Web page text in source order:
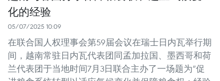
化的经验
05/07/2025 10:09
在联合国人权理事会第59届会议在瑞士日内瓦举行期
间，越南常驻日内瓦代表团同孟加拉国、墨西哥和荷
兰代表团于当地时间7月3日联合主办了一场题为“促